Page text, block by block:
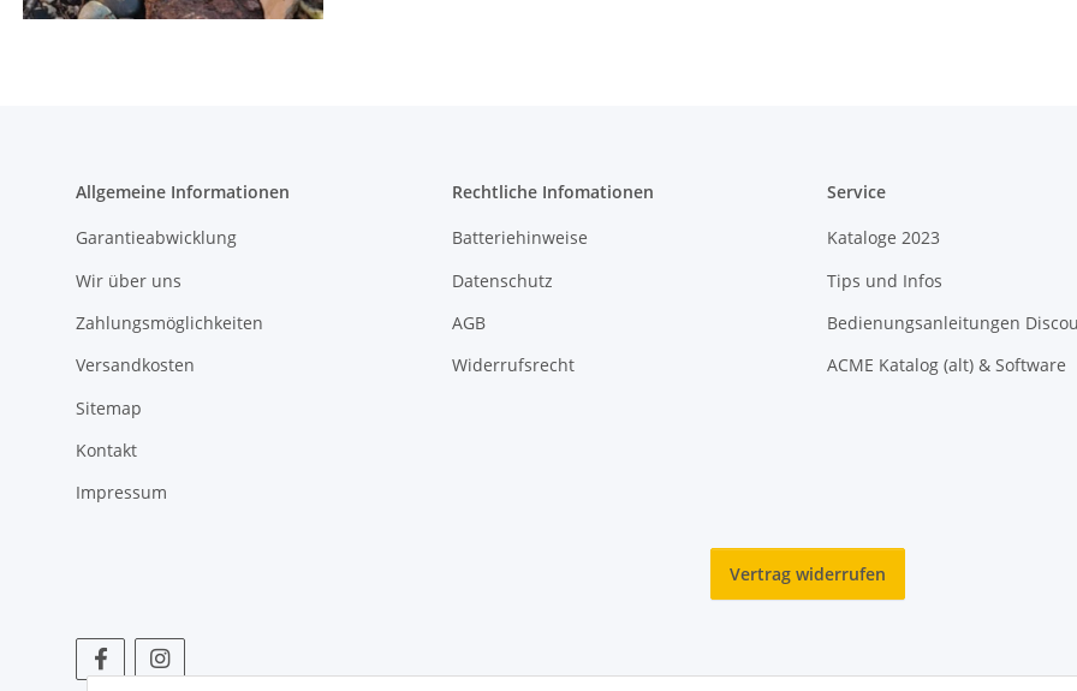
Allgemeine Informationen
Garantieabwicklung
Wir über uns
Zahlungsmöglichkeiten
Versandkosten
Sitemap
Kontakt
Impressum
Rechtliche Infomationen
Batteriehinweise
Datenschutz
AGB
Widerrufsrecht
Service
Kataloge 2023
Tips und Infos
Bedienungsanleitungen
ACME Katalog (alt) & Software
Vertrag widerrufen